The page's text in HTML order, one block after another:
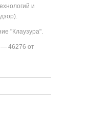
и
"Клаузура".
— 46276 от